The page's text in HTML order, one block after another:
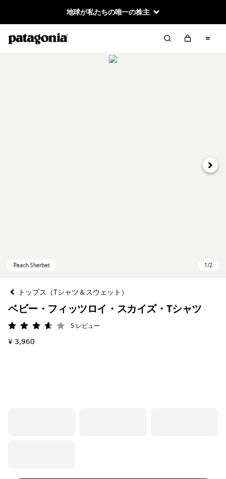
地球が私たちの唯一の株主
次へ
トップス（Tシャツ＆スウェット）
ベビー・フィッツロイ・スカイズ・Tシャツ
評価: 3.6 / 5
5 レビュー
¥ 3,960